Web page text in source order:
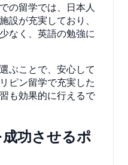
の留学では、日本人
設が充実しており、
なく、英語の勉強に
ぶことで、安心して
ピン留学で充実した
も効果的に行えるで
功させるポ